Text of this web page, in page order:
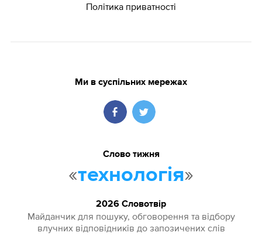
Політика приватності
Ми в суспільних мережах
Слово тижня
«технологія»
2026 Словотвір
Майданчик для пошуку, обговорення та відбору
влучних відповідників до запозичених слів